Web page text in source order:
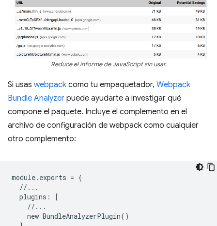
Reduce el informe de JavaScript sin usar.
Si usas webpack como tu empaquetador, Webpack
Bundle Analyzer puede ayudarte a investigar qué
compone el paquete. Incluye el complemento en el
archivo de configuración de webpack como cualquier
otro complemento:
module. exports = {
//...
plugins :
[
//...
new BundleAnalyzerPlugin()